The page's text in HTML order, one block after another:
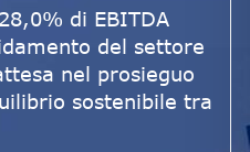
di EBITDA
del settore
nel prosieguo
sostenibile tra